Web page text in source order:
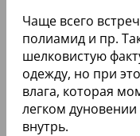
Чаще всего
полиамид и пр.
шелковистую
одежду, но при
влага, которая
легком
внутрь.